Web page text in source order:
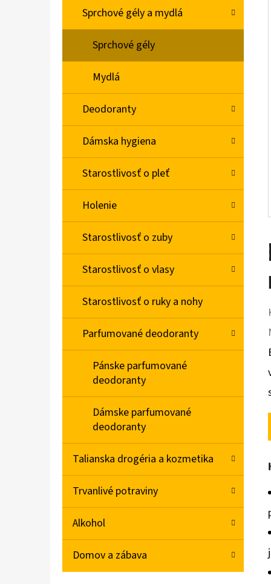
Sprchové gély a mydlá
Sprchové gély
Mydlá
Deodoranty
Dámska hygiena
Starostlivosť o pleť
Holenie
Starostlivosť o zuby
Starostlivosť o vlasy
Starostlivosť o ruky a nohy
Parfumované deodoranty
Pánske parfumované
deodoranty
Dámske parfumované
deodoranty
Talianska drogéria a kozmetika
Trvanlivé potraviny
Alkohol
Domov a zábava
BABA SPRCHOVÝ GÉL MAGNOLIA 750ML
€4,78